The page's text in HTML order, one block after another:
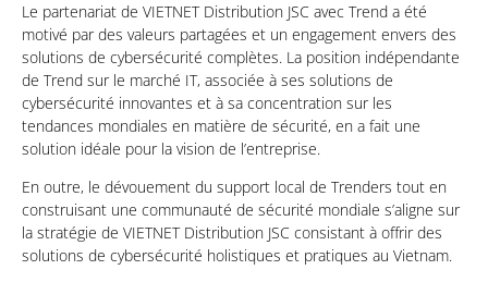
Le partenariat de VIETNET Distribution JSC avec Trend a été
motivé par des valeurs partagées et un engagement envers des
solutions de cybersécurité complètes. La position indépendante
de Trend sur le marché IT, associée à ses solutions de
cybersécurité innovantes et à sa concentration sur les
tendances mondiales en matière de sécurité, en a fait une
solution idéale pour la vision de l’entreprise.
En outre, le dévouement du support local de Trenders tout en
construisant une communauté de sécurité mondiale s’aligne sur
la stratégie de VIETNET Distribution JSC consistant à offrir des
solutions de cybersécurité holistiques et pratiques au Vietnam.